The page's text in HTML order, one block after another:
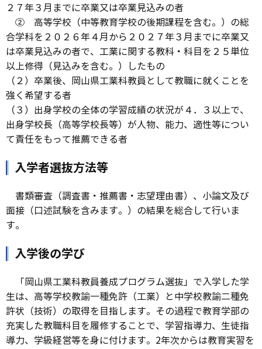
２７年３月までに卒業又は卒業見込みの者
② 高等学校（中等教育学校の後期課程を含む。）の総
合学科を２０２６年４月から２０２７年３月までに卒業又
は卒業見込みの者で、工業に関する教科・科目を２５単位
以上修得（見込みを含む。）したもの
（２）卒業後、岡山県工業科教員として教職に就くことを
強く希望する者
（３）出身学校の全体の学習成績の状況が４．３以上で、
出身学校長（高等学校長等）が人物、能力、適性等につい
て責任をもって推薦できる者
入学者選抜方法等
書類審査（調査書・推薦書・志望理由書）、小論文及び
面接（口述試験を含みます。）の結果を総合して行いま
す。
入学後の学び
「岡山県工業科教員養成プログラム選抜」で入学した学
生は、高等学校教諭一種免許（工業）と中学校教諭二種免
許状（技術）の取得を目指します。その過程で教育学部の
充実した教職科目を履修することで、学習指導力、生徒指
導力、学級経営等を身に付けます。2年次からは教育実習を